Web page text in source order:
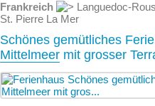
Frankreich
Languedoc-
St. Pierre La Mer
Schönes gemütliches
Mittelmeer mit grosser